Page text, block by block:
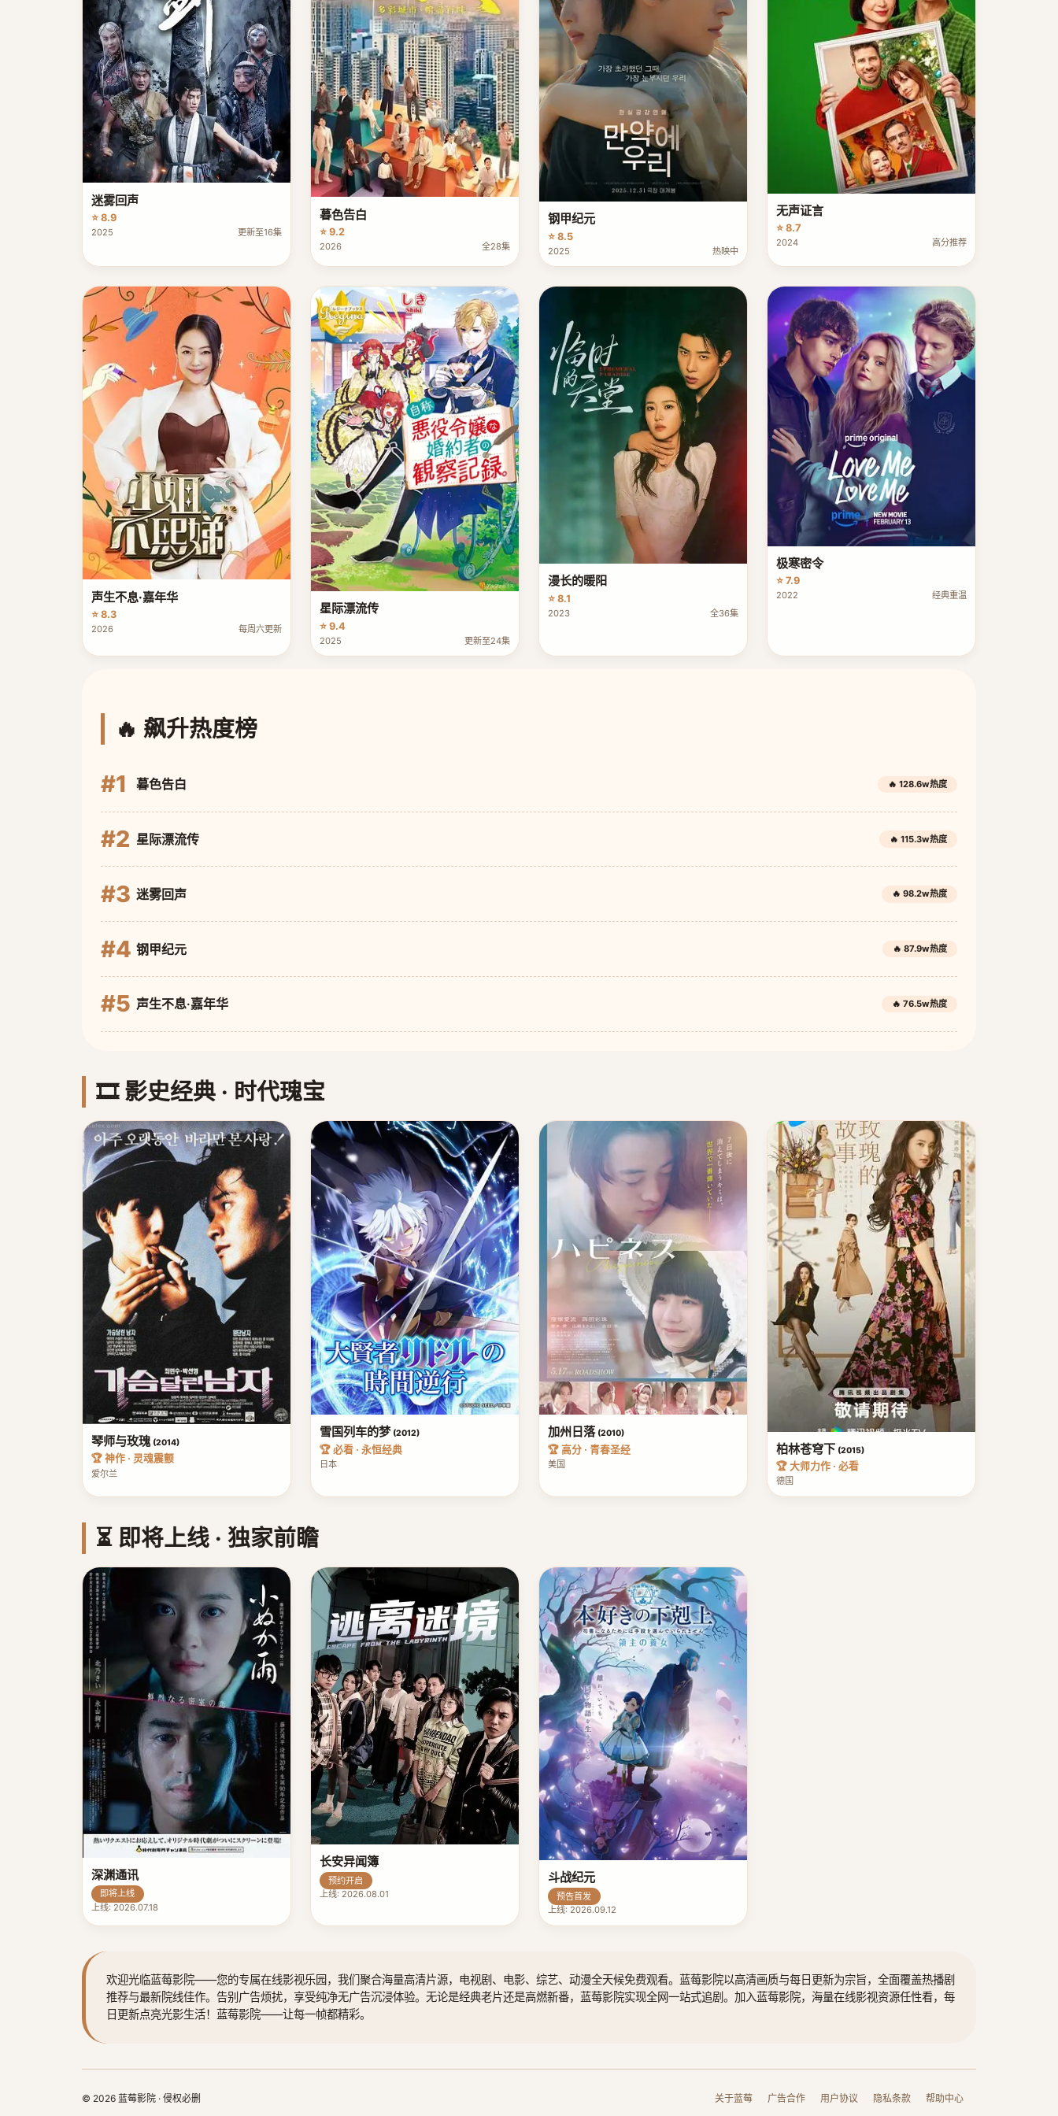
迷雾回声
⭐ 8.9
2025 更新至16集
暮色告白
⭐ 9.2
2026 全28集
钢甲纪元
⭐ 8.5
2025 热映中
无声证言
⭐ 8.7
2024 高分推荐
声生不息·嘉年华
⭐ 8.3
2026 每周六更新
星际漂流传
⭐ 9.4
2025 更新至24集
漫长的暖阳
⭐ 8.1
2023 全36集
极寒密令
⭐ 7.9
2022 经典重温
🔥 飙升热度榜
#1 暮色告白 🔥 128.6w热度
#2 星际漂流传 🔥 115.3w热度
#3 迷雾回声 🔥 98.2w热度
#4 钢甲纪元 🔥 87.9w热度
#5 声生不息·嘉年华 🔥 76.5w热度
🎞️ 影史经典 · 时代瑰宝
琴师与玫瑰 (2014)
🏆 神作 · 灵魂震颤
爱尔兰
雪国列车的梦 (2012)
🏆 必看 · 永恒经典
日本
加州日落 (2010)
🏆 高分 · 青春圣经
美国
柏林苍穹下 (2015)
🏆 大师力作 · 必看
德国
⏳ 即将上线 · 独家前瞻
深渊通讯
即将上线
上线: 2026.07.18
长安异闻簿
预约开启
上线: 2026.08.01
斗战纪元
预告首发
上线: 2026.09.12
欢迎光临蓝莓影院——您的专属在线影视乐园，我们聚合海量高清片源，电视剧、电影、综艺、动漫全天候免费观看。蓝莓影院以高清画质与每日更新为宗旨，全面覆盖热播剧
推荐与最新院线佳作。告别广告烦扰，享受纯净无广告沉浸体验。无论是经典老片还是高燃新番，蓝莓影院实现全网一站式追剧。加入蓝莓影院，海量在线影视资源任性看，每
日更新点亮光影生活！蓝莓影院——让每一帧都精彩。
© 2026 蓝莓影院 · 侵权必删 关于蓝莓 广告合作 用户协议 隐私条款 帮助中心